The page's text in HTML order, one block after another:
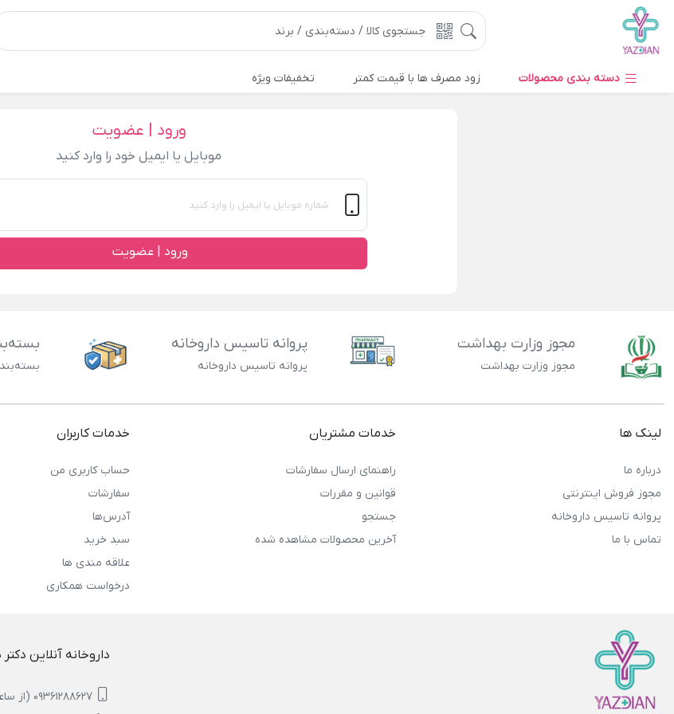
دسته بندی محصولات زود مصرف ها با قیمت کمتر تخفیفات ویژه
ورود | عضویت
موبایل یا ایمیل خود را وارد کنید
ورود | عضویت
مجوز وزارت بهداشت
مجوز وزارت بهداشت
پروانه تاسیس داروخانه
پروانه تاسیس داروخانه
لینک ها
درباره ما
مجوز فروش اینترنتی
پروانه تاسیس داروخانه
تماس با ما
خدمات مشتریان
راهنمای ارسال سفارشات
قوانین و مقررات
جستجو
آخرین محصولات مشاهده شده
خدمات کاربران
حساب کاربری من
سفارشات
آدرس‌ها
سبد خرید
علاقه مندی ها
درخواست همکاری
داروخانه آنلاین دکتر
09361288627 (از ساعت 9 تا 17)